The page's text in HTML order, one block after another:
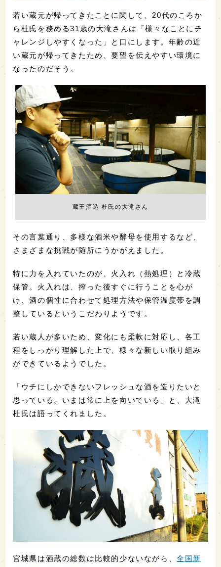
若い蔵元が帰ってきたことに関して、20代のころか
ら杜氏を務める31歳の大滝さんは「様々なことにチ
ャレンジしやすくなった」と口にします。年齢の近
い蔵元が帰ってきたため、要望を伝えやすい環境に
なったのだそう。
蔵王酒造 杜氏の大滝さん
その言葉通り、多様な酒米や酵母を使用するなど、
さまざまな挑戦が随所にうかがえました。
特に力を入れていたのが、火入れ（熱処理）と冷蔵
保管。火入れは、搾った後すぐに行うことを心が
け、酒の個性に合わせて処理方法や保管温度帯を調
整しているというこだわりようです。
若い蔵人が多いため、変化にも柔軟に対応し、各工
程をしっかり理解した上で、様々な新しい取り組み
ができているようでした。
「ウチにしかできないフレッシュな酒を造りたいと
思っている。いまは常に上を向いている」と、大滝
杜氏は語ってくれました。
宮城県は酒蔵の総数は比較的少ないながら、全国新